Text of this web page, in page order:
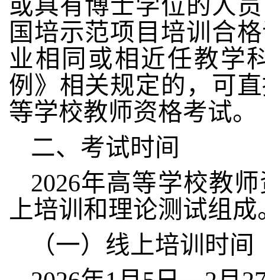
或具有博士学位的人
国培示范项目培训合
业相同或相近任教学
例》相关规定的，可
等学校教师资格考试。
二、考试时间
2026年高等学校教
上培训和理论测试组
（一）线上培训时间